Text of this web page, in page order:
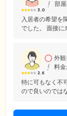
3.0
部
入居者の希望を
でした。 面接に
2.6
外
料
特に可もなく不
ので良いのでは